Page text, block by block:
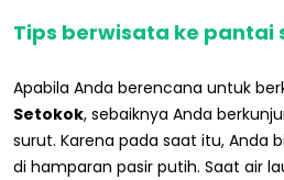
Tips berwisata ke pantai
Apabila Anda berencana untuk
Setokok, sebaiknya Anda
surut. Karena pada saat itu, Anda
di hamparan pasir putih. Saat air